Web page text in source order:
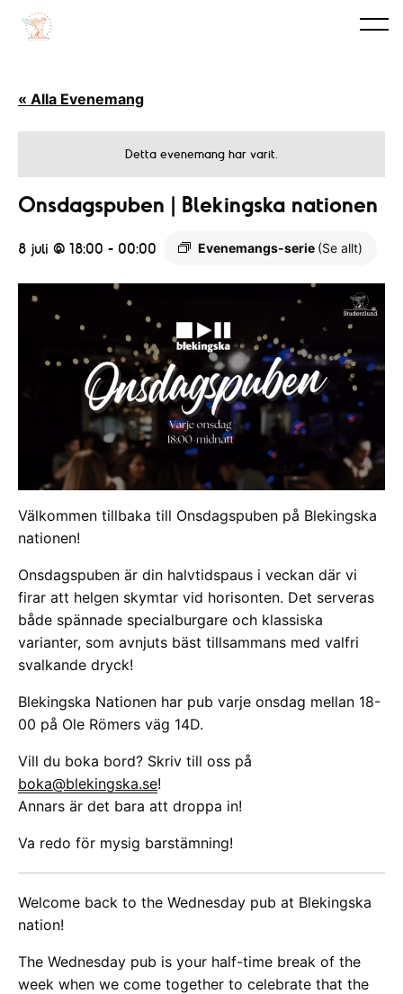
« Alla Evenemang
Detta evenemang har varit.
Onsdagspuben | Blekingska nationen
8 juli @ 18:00 - 00:00 Evenemangs-serie (Se allt)
Välkommen tillbaka till Onsdagspuben på Blekingska
nationen!
Onsdagspuben är din halvtidspaus i veckan där vi
firar att helgen skymtar vid horisonten. Det serveras
både spännade specialburgare och klassiska
varianter, som avnjuts bäst tillsammans med valfri
svalkande dryck!
Blekingska Nationen har pub varje onsdag mellan 18-
00 på Ole Römers väg 14D.
Vill du boka bord? Skriv till oss på
boka@blekingska.se!
Annars är det bara att droppa in!
Va redo för mysig barstämning!
Welcome back to the Wednesday pub at Blekingska
nation!
The Wednesday pub is your half-time break of the
week when we come together to celebrate that the